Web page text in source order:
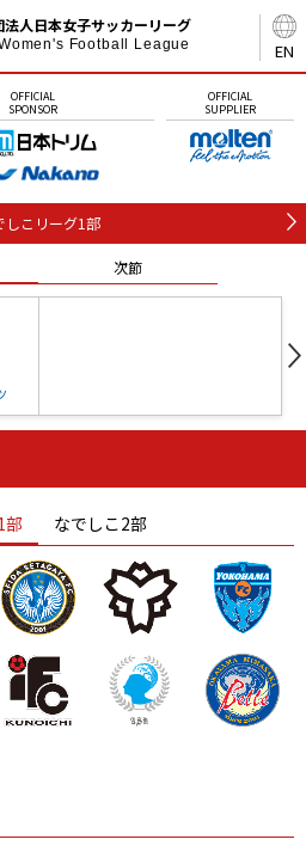
EN
法人日本女子サッカーリーグ
Football League
OFFICIAL
SPONSOR
OFFICIAL
SUPPLIER
しこリーグ1部
次節
石人の星
静岡 愛媛Ｌ
部 なでしこ2部